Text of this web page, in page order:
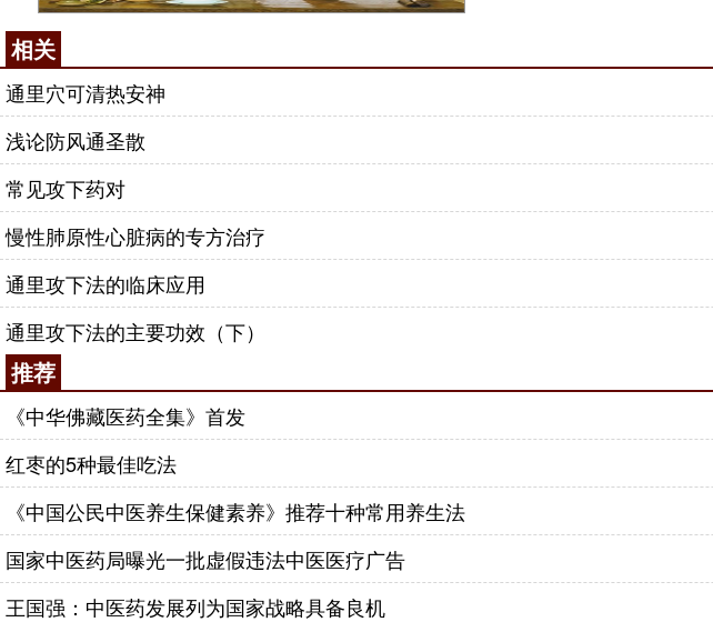
相关
通里穴可清热安神
浅论防风通圣散
常见攻下药对
慢性肺原性心脏病的专方治疗
通里攻下法的临床应用
通里攻下法的主要功效（下）
推荐
《中华佛藏医药全集》首发
红枣的5种最佳吃法
《中国公民中医养生保健素养》推荐十种常用养生法
国家中医药局曝光一批虚假违法中医医疗广告
王国强：中医药发展列为国家战略具备良机